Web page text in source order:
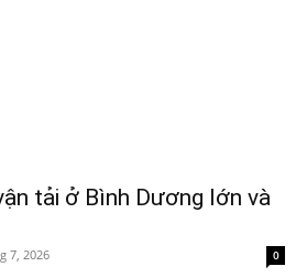
tải ở Bình Dương lớn và
7, 2026 0